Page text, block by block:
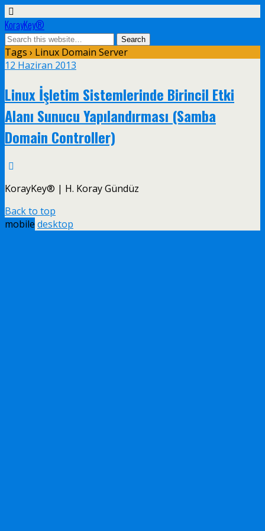
KorayKey®
Tags › Linux Domain Server
12 Haziran 2013
Linux İşletim Sistemlerinde Birincil Etki
Alanı Sunucu Yapılandırması (Samba
Domain Controller)
KorayKey® | H. Koray Gündüz
Back to top
mobile desktop